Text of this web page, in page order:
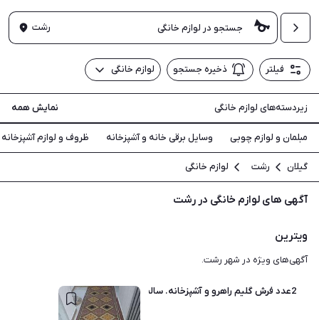
رشت
فیلتر ذخیره جستجو لوازم خانگی
زیردسته‌های لوازم خانگی نمایش همه
مبلمان و لوازم چوبی وسایل برقی خانه و آشپزخانه ظروف و لوازم آشپزخانه
گیلان رشت لوازم خانگی
آگهی های لوازم خانگی در رشت
ویترین
آگهی‌های ویژه در شهر رشت.
2عدد فرش گلیم راهرو و آشپزخانه. سالم